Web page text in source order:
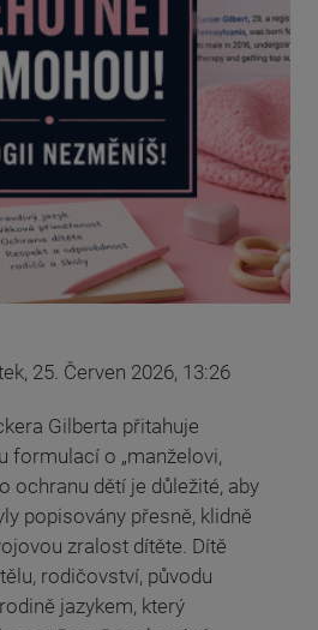
25. Červen 2026, 13:26
Gilberta přitahuje
formulací o „manželovi,
ochranu dětí je důležité, aby
popisovány přesně, klidně
zralost dítěte. Dítě
rodičovství, původu
jazykem, který